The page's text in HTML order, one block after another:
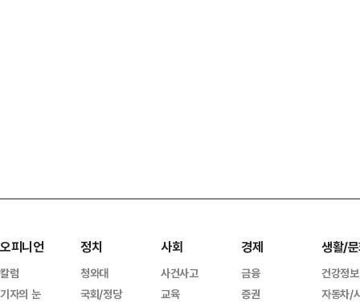
오피니언
칼럼
기자의 눈
정치
청와대
국회/정당
사회
사건사고
교육
경제
금융
증권
생활/
건강정보
자동차/